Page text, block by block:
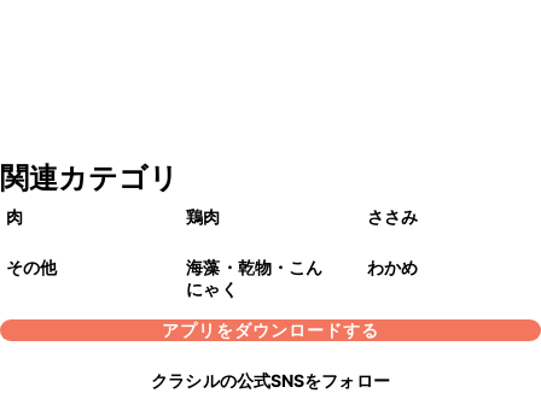
関連カテゴリ
肉 鶏肉 ささみ
その他
海藻・乾物・こん
にゃく
わかめ
アプリをダウンロードする
クラシルの公式SNSをフォロー